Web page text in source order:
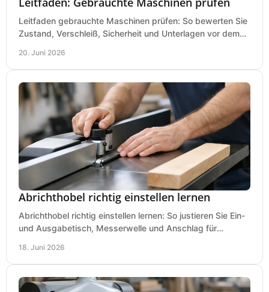
Leitfaden gebrauchte Maschinen prüfen: So bewerten Sie
Zustand, Verschleiß, Sicherheit und Unterlagen vor dem
20. Juni 2026
Abrichthobel richtig einstellen lernen
Abrichthobel richtig einstellen lernen: So justieren Sie Ein-
und Ausgabetisch, Messerwelle und Anschlag für
18. Juni 2026